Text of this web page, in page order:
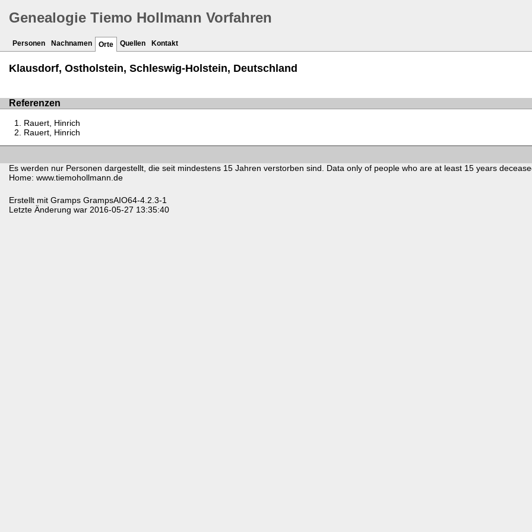
Genealogie Tiemo Hollmann Vorfahren
Personen Nachnamen Orte Quellen Kontakt
Klausdorf, Ostholstein, Schleswig-Holstein, Deutschland
Referenzen
Rauert, Hinrich
Rauert, Hinrich
Es werden nur Personen dargestellt, die seit mindestens 15 Jahren verstorben sind. Data only of people who are at least 15 years
Home: www.tiemohollmann.de
Erstellt mit Gramps GrampsAIO64-4.2.3-1
Letzte Änderung war 2016-05-27 13:35:40